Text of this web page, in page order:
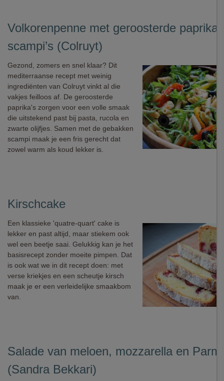
Volkorenpenne met geroosterde paprika
scampi’s (Colruyt)
Gezond, zomers en snel klaar? Dit
mediterraanse recept met weinig
ingrediënten van Colruyt vinkt al die
vakjes feilloos af. De geroosterde
paprika's zorgen voor een volle smaak
die uitstekend past bij pasta, rucola en
zwarte olijfjes. Samen met de gebakken
scampi maak je een fris gerecht dat
zowel warm als koud lekker is.
Kirschcake
Een klassieke 'quatre-quart' cake is
lekker en past altijd, maar stiekem ook
wel een beetje saai. Gelukkig kan je het
basisrecept zonder moeite pimpen. Dat
is ook wat we in dit recept doen: met
verse kriekjes en een scheutje kirsch
maak je er een verleidelijke smaakbom
van.
Salade van meloen, mozzarella en
(Sandra Bekkari)